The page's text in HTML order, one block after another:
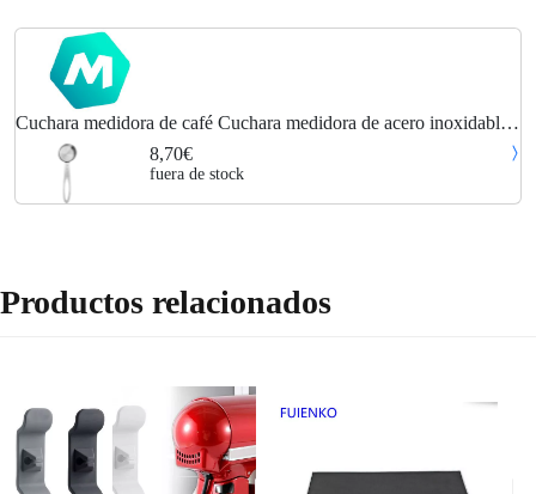
Cuchara medidora de café Cuchara medidora de acero inoxidable
Cuchara medidora para grano de café,Plata
8,70€
fuera de stock
Productos relacionados